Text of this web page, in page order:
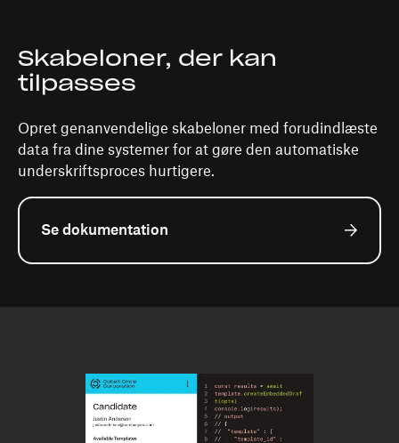
Skabeloner, der kan
tilpasses
Opret genanvendelige skabeloner med forudindlæste
data fra dine systemer for at gøre den automatiske
underskriftsproces hurtigere.
Se dokumentation